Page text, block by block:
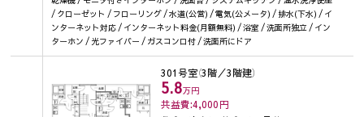
/ クローゼット / フローリング / 水道(公営) / 電気(公メータ) / 排水(下水) / イ
ンターネット対応 / インターネット料金(月額無料) / 浴室 / 洗面所独立 / イン
ターホン / 光ファイバー / ガスコンロ付 / 洗面所にドア
301号室（3階／3階建）
5.8万円
共益費:4,000円